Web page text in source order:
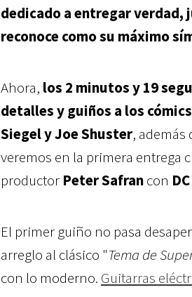
dedicado a entregar verdad,
reconoce como su máximo
Ahora, los 2 minutos y 19
detalles y guiños a los
Siegel y Joe Shuster,
veremos en la primera entrega
productor Peter Safrancon
El primer guiño no pasa
arreglo al clásico "Tema de
con lo moderno. Guitarras